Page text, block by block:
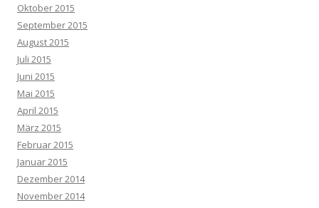
Oktober 2015
September 2015
August 2015
Juli 2015
Juni 2015
Mai 2015
April 2015
März 2015
Februar 2015
Januar 2015
Dezember 2014
November 2014